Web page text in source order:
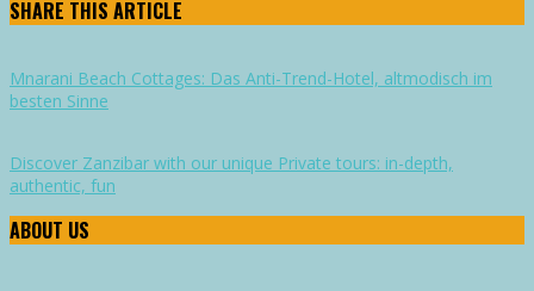
SHARE THIS ARTICLE
Mnarani Beach Cottages: Das Anti-Trend-Hotel, altmodisch im
besten Sinne
Discover Zanzibar with our unique Private tours: in-depth,
authentic, fun
ABOUT US